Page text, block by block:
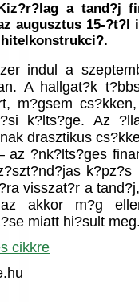
a tand?j
augusztus 15-?t?l
indul a
A hallgat?k
m?gsem
k?lts?ge. Az
drasztikus
az ?nk?lts?ges
visszat?r a
akkor m?g
miatt hi?sult
cikkre